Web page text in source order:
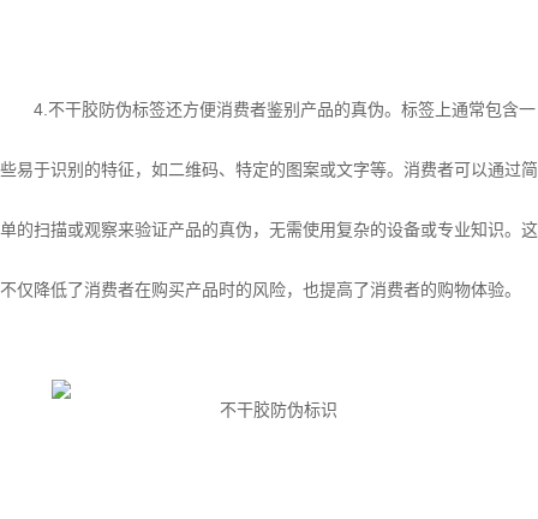
4.不干胶防伪标签还方便消费者鉴别产品的真伪。标签上通常包含一
些易于识别的特征，如二维码、特定的图案或文字等。消费者可以通过简
单的扫描或观察来验证产品的真伪，无需使用复杂的设备或专业知识。这
不仅降低了消费者在购买产品时的风险，也提高了消费者的购物体验。